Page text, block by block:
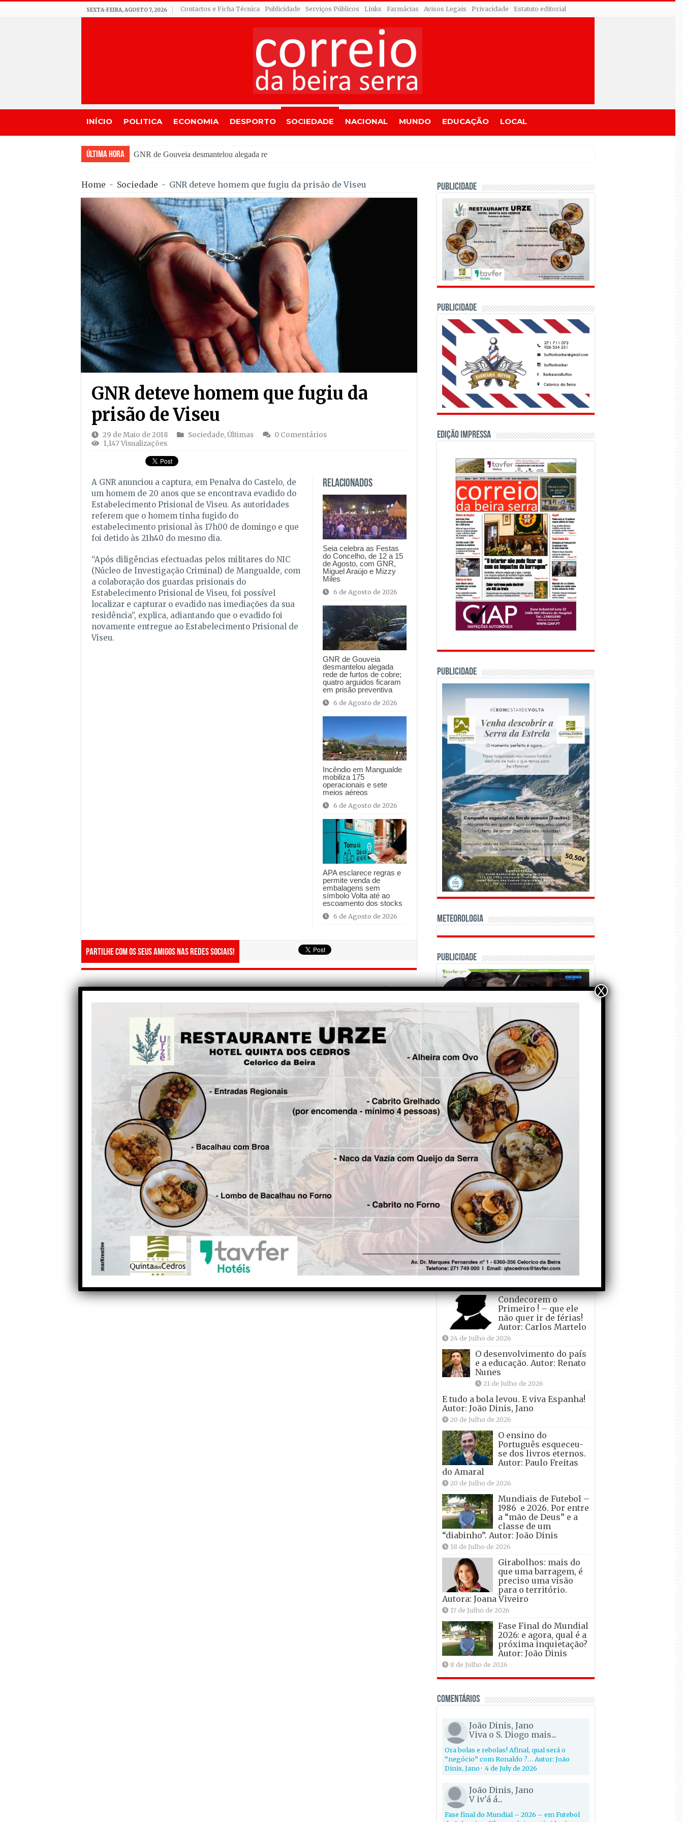
SEXTA-FEIRA, AGOSTO 7, 2026 Contactos e Ficha Técnica Publicidade Serviços Públicos Links Farmácias Avisos Legais Privacidade Estatuto editorial
INÍCIO POLITICA ECONOMIA DESPORTO SOCIEDADE NACIONAL MUNDO EDUCAÇÃO LOCAL
Última Hora GNR de Gouveia desmantelou alegada rede de furtos de cobre; quatro arguido
Home - Sociedade - GNR deteve homem que fugiu da prisão de Viseu
GNR deteve homem que fugiu da
prisão de Viseu
29 de Maio de 2018 Sociedade,Últimas
0 Comentários
1,147 Visualizações
Relacionados
Seia celebra as Festas
do Concelho, de 12 a 15
de Agosto, com GNR,
Miguel Araújo e Mizzy
Miles
6 de Agosto de 2026
GNR de Gouveia
desmantelou alegada
rede de furtos de cobre;
quatro arguidos ficaram
em prisão preventiva
6 de Agosto de 2026
Incêndio em Mangualde
mobiliza 175
operacionais e sete
meios aéreos
6 de Agosto de 2026
APA esclarece regras e
permite venda de
embalagens sem
símbolo Volta até ao
escoamento dos stocks
6 de Agosto de 2026
A GNR anunciou a captura, em Penalva do Castelo, de
um homem de 20 anos que se encontrava evadido do
Estabelecimento Prisional de Viseu. As autoridades
referem que o homem tinha fugido do
estabelecimento prisional às 17h00 de domingo e que
foi detido às 21h40 do mesmo dia.
“Após diligências efectuadas pelos militares do NIC
(Núcleo de Investigação Criminal) de Mangualde, com
a colaboração dos guardas prisionais do
Estabelecimento Prisional de Viseu, foi possível
localizar e capturar o evadido nas imediações da sua
residência”, explica, adiantando que o evadido foi
novamente entregue ao Estabelecimento Prisional de
Viseu.
Partilhe com os seus amigos nas redes sociais!
Anterior Seg.
Francisco Oliveira Freitas
PUBLICIDADE
PUBLICIDADE
Edição Impressa
PUBLICIDADE
Meteorologia
Publicidade
OPINIÃO E CRÓNICAS
Matraquilhos… Autor:
Fernando Roldão
6 de Agosto de 2026
A marca Sporting em
todo o mundo está a
crescer atrás de
Ronaldo. Autor: Paulo
Freitas do Amaral
5 de Agosto de 2026
Falso crescimento…
Autor: Nuno Pereira
1 de Agosto de 2026
Tadei Pogacar vence o
“Tour” – A “Volta a
França em Bicicleta”
pela quinta vez! Autor:
João Dinis
Condecorem o
Primeiro ! – que ele
não quer ir de férias!
Autor: Carlos Martelo
24 de Julho de 2026
O desenvolvimento do país
e a educação. Autor: Renato
Nunes
21 de Julho de 2026
E tudo a bola levou. E viva Espanha!
Autor: João Dinis, Jano
20 de Julho de 2026
O ensino do
Português esqueceu-
se dos livros eternos.
Autor: Paulo Freitas
do Amaral
20 de Julho de 2026
Mundiais de Futebol –
1986 e 2026. Por entre
a “mão de Deus” e a
classe de um
“diabinho”. Autor: João Dinis
18 de Julho de 2026
Girabolhos: mais do
que uma barragem, é
preciso uma visão
para o território.
Autora: Joana Viveiro
17 de Julho de 2026
Fase Final do Mundial
2026: e agora, qual é a
próxima inquietação?
Autor: João Dinis
8 de Julho de 2026
Comentários
João Dinis, Jano
Viva o S. Diogo mais...
Ora bolas e rebolas! Afinal, qual será o
“negócio” com Ronaldo ?… Autor: João
Dinis, Jano· 4 de July de 2026
João Dinis, Jano
V iv'á á...
Fase final do Mundial – 2026 – em Futebol
X